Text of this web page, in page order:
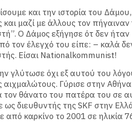
και την ιστορία του
και μαζί με άλλους τον
Ο Δάμος εξήγησε ότ δεν
τον έλεγχό του είπε: – καλά
Είσαι Nationalkommunist!
γλύτωσε όχι εξ αυτού του
αιχμαλώτους. Γύρισε στην
θάνατο του πατέρα του σε
ως διευθυντής της SKF στην
από καρκίνο το 2001 σε ηλικία